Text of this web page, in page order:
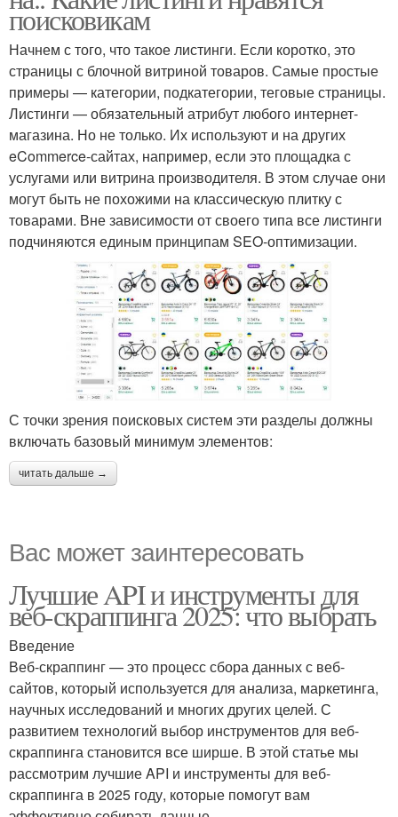
поисковикам
Начнем с того, что такое листинги. Если коротко, это
страницы с блочной витриной товаров. Самые простые
примеры — категории, подкатегории, теговые страницы.
Листинги — обязательный атрибут любого интернет-
магазина. Но не только. Их используют и на других
eCommerce-сайтах, например, если это площадка с
услугами или витрина производителя. В этом случае они
могут быть не похожими на классическую плитку с
товарами. Вне зависимости от своего типа все листинги
подчиняются единым принципам SEO-оптимизации.
С точки зрения поисковых систем эти разделы должны
включать базовый минимум элементов:
читать дальше →
Вас может заинтересовать
Лучшие API и инструменты для
веб-скраппинга 2025: что выбрать
Введение
Веб-скраппинг — это процесс сбора данных с веб-
сайтов, который используется для анализа, маркетинга,
научных исследований и многих других целей. С
развитием технологий выбор инструментов для веб-
скраппинга становится все ширше. В этой статье мы
рассмотрим лучшие API и инструменты для веб-
скраппинга в 2025 году, которые помогут вам